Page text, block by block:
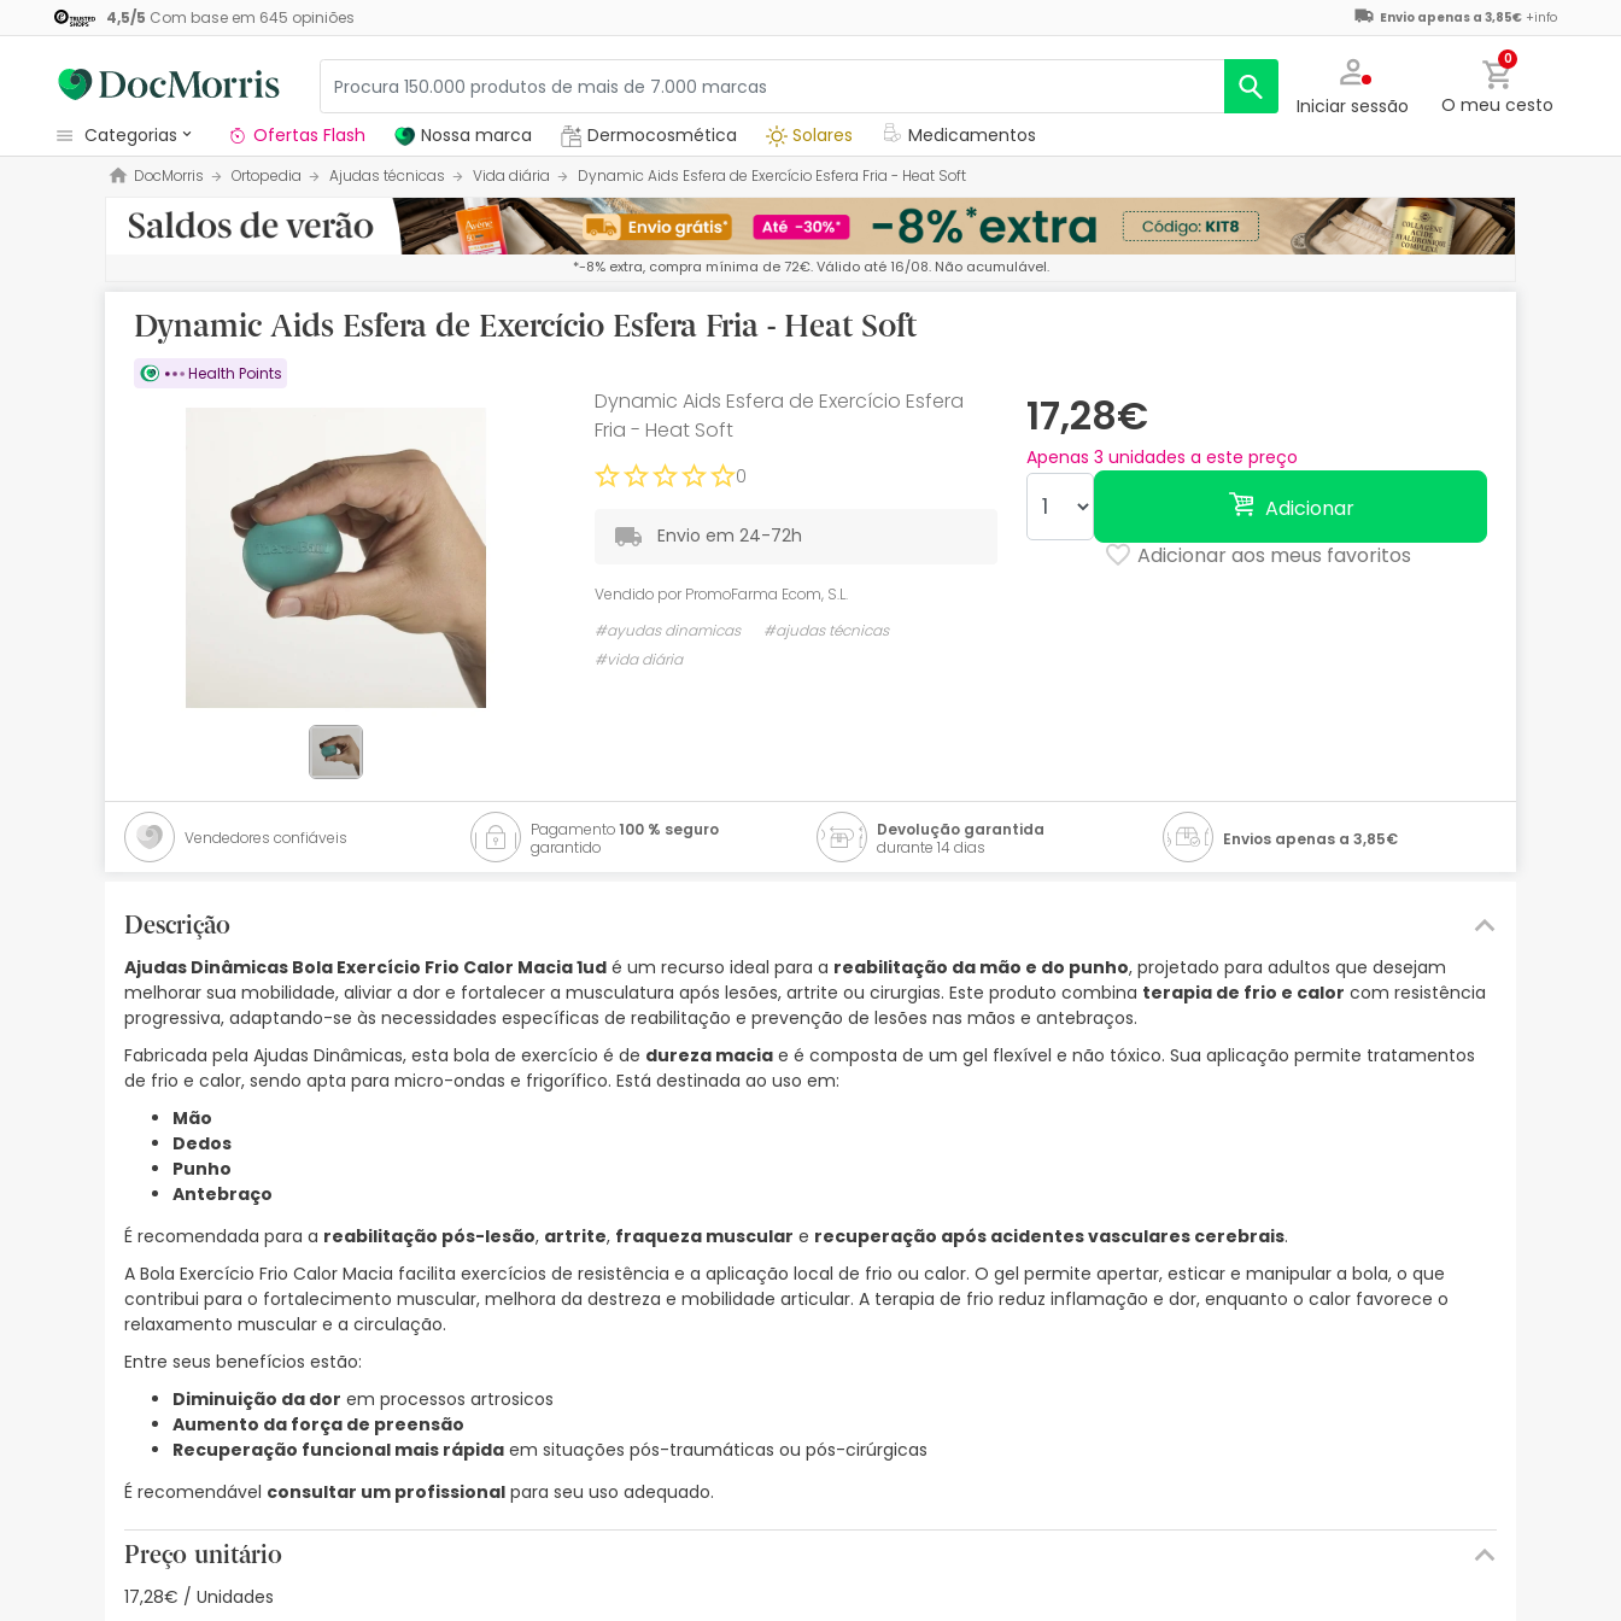
4,5/5 Com base em 645 opiniões Envio apenas a 3,85€ +info
Iniciar sessão
0
O meu cesto
categorias
Dermocosmetica
Nossa marca
Medicamentos
Cosmética
Promoções
Mais vendidos
Health points
Ofertas Flash Nossa marca Dermocosmética Solares Medicamentos
DocMorris Ortopedia Ajudas técnicas Vida diária Dynamic Aids Esfera de Exercício Esfera Fria - Heat Soft
*-8% extra, compra mínima de 72€. Válido até 16/08. Não acumulável.
Dynamic Aids Esfera de Exercício Esfera Fria - Heat Soft
Health Points
17,28€
Apenas 3 unidades a este preço
Adicionar
Adicionar aos meus favoritos
Dynamic Aids Esfera de Exercício Esfera
Fria - Heat Soft
0
Envio em 24-72h
Vendido por PromoFarma Ecom, S.L.
#ayudas dinamicas
#ajudas técnicas
#vida diária
Vendedores confiáveis Pagamento100 % seguro
garantido
Devolução garantida
durante 14 dias
Envios apenas a 3,85€
Descrição
Ajudas Dinâmicas Bola Exercício Frio Calor Macia 1ud é um recurso ideal para a reabilitação da mão e do punho, projetado para adultos que desejam
melhorar sua mobilidade, aliviar a dor e fortalecer a musculatura após lesões, artrite ou cirurgias. Este produto combina terapia de frio e calor com resistência
progressiva, adaptando-se às necessidades específicas de reabilitação e prevenção de lesões nas mãos e antebraços.
Fabricada pela Ajudas Dinâmicas, esta bola de exercício é de dureza macia e é composta de um gel flexível e não tóxico. Sua aplicação permite tratamentos
de frio e calor, sendo apta para micro-ondas e frigorífico. Está destinada ao uso em:
Mão
Dedos
Punho
Antebraço
É recomendada para a reabilitação pós-lesão, artrite, fraqueza muscular e recuperação após acidentes vasculares cerebrais.
A Bola Exercício Frio Calor Macia facilita exercícios de resistência e a aplicação local de frio ou calor. O gel permite apertar, esticar e manipular a bola, o que
contribui para o fortalecimento muscular, melhora da destreza e mobilidade articular. A terapia de frio reduz inflamação e dor, enquanto o calor favorece o
relaxamento muscular e a circulação.
Entre seus benefícios estão:
Diminuição da dor em processos artrosicos
Aumento da força de preensão
Recuperação funcional mais rápida em situações pós-traumáticas ou pós-cirúrgicas
É recomendável consultar um profissional para seu uso adequado.
Preço unitário
17,28€ / Unidades